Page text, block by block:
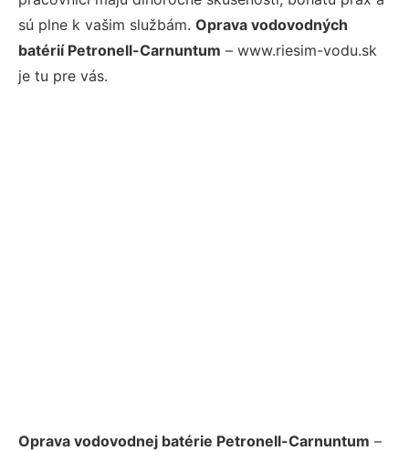
sú plne k vašim službám. Oprava vodovodných
batérií Petronell-Carnuntum – www.riesim-vodu.sk
je tu pre vás.
Oprava vodovodnej batérie Petronell-Carnuntum –